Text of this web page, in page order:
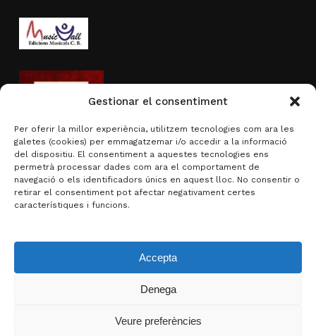
Gestionar el consentiment
Per oferir la millor experiència, utilitzem tecnologies com ara les
galetes (cookies) per emmagatzemar i/o accedir a la informació
del dispositiu. El consentiment a aquestes tecnologies ens
permetrà processar dades com ara el comportament de
navegació o els identificadors únics en aquest lloc. No consentir o
retirar el consentiment pot afectar negativament certes
característiques i funcions.
Accepta
Denega
Veure preferències
Visualitza la cistella Finalitza la compra
Activitat subvencionada per
© 2026 Brotons & Mercadal.